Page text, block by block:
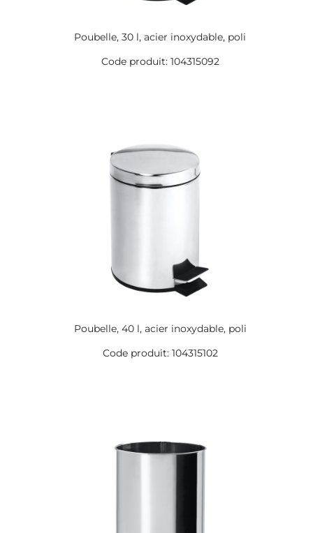
Poubelle, 30 l, acier inoxydable, poli
Code produit: 104315092
Poubelle, 40 l, acier inoxydable, poli
Code produit: 104315102